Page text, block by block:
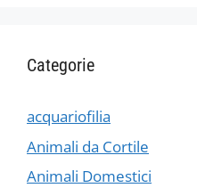
Categorie
acquariofilia
Animali da Cortile
Animali Domestici